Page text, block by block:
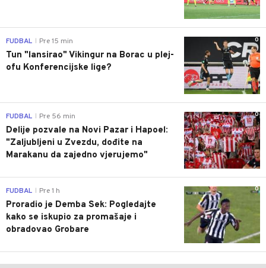
0
FUDBAL Pre 15 min
Tun "lansirao" Vikingur na Borac u plej-
ofu Konferencijske lige?
0
FUDBAL Pre 56 min
Delije pozvale na Novi Pazar i Hapoel:
"Zaljubljeni u Zvezdu, dođite na
Marakanu da zajedno vjerujemo"
0
FUDBAL Pre 1 h
Proradio je Demba Sek: Pogledajte
kako se iskupio za promašaje i
obradovao Grobare